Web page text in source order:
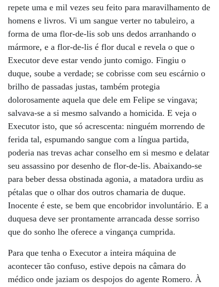
repete uma e mil vezes seu feito para maravilhamento de
homens e livros. Vi um sangue verter no tabuleiro, a
forma de uma flor-de-lis sob uns dedos arranhando o
mármore, e a flor-de-lis é flor ducal e revela o que o
Executor deve estar vendo junto comigo. Fingiu o
duque, soube a verdade; se cobrisse com seu escárnio o
brilho de passadas justas, também protegia
dolorosamente aquela que dele em Felipe se vingava;
salvava-se a si mesmo salvando a homicida. E veja o
Executor isto, que só acrescenta: ninguém morrendo de
ferida tal, espumando sangue com a língua partida,
poderia nas trevas achar conselho em si mesmo e delatar
seu assassino por desenho de flor-de-lis. Abaixando-se
para beber dessa obstinada agonia, a matadora urdiu as
pétalas que o olhar dos outros chamaria de duque.
Inocente é este, se bem que encobridor involuntário. E a
duquesa deve ser prontamente arrancada desse sorriso
que do sonho lhe oferece a vingança cumprida.
Para que tenha o Executor a inteira máquina de
acontecer tão confuso, estive depois na câmara do
médico onde jaziam os despojos do agente Romero. À